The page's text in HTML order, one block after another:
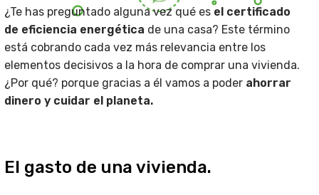
¿Te has preguntado alguna vez qué es el certificado
de eficiencia energética de una casa? Este término
está cobrando cada vez más relevancia entre los
elementos decisivos a la hora de comprar una vivienda.
¿Por qué? porque gracias a él vamos a poder ahorrar
dinero y cuidar el planeta.
El gasto de una vivienda.